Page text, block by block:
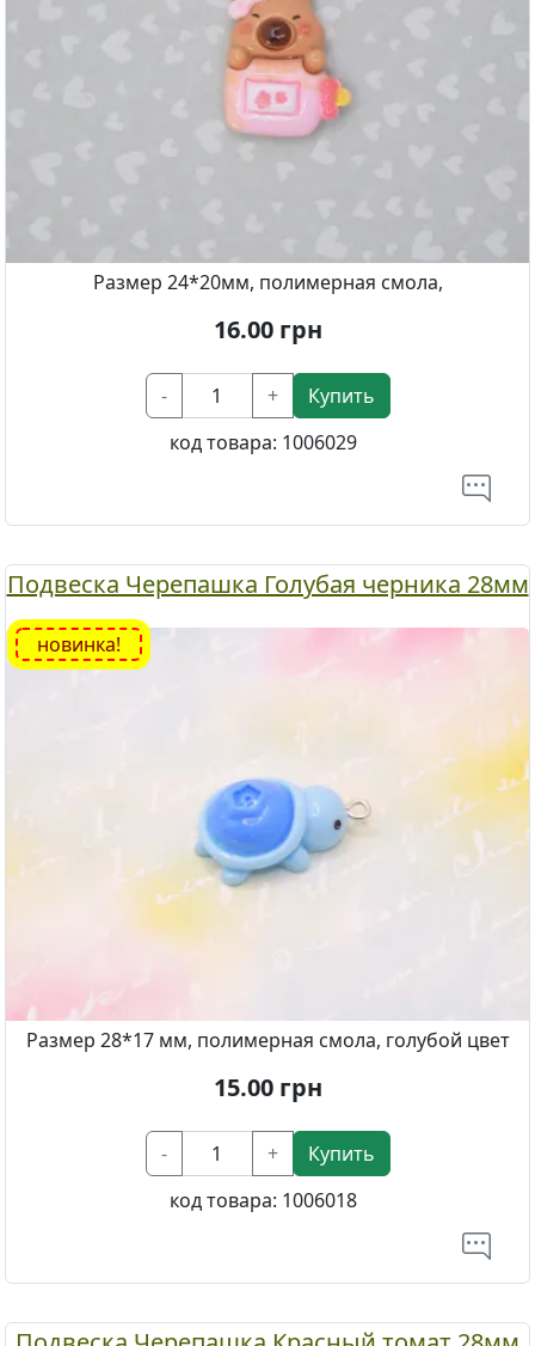
Размер 24*20мм, полимерная смола,
16.00грн
- +
Купить
код товара: 1006029
Подвеска Черепашка Голубая черника 28мм
новинка!
Размер 28*17 мм, полимерная смола, голубой цвет
15.00грн
- +
Купить
код товара: 1006018